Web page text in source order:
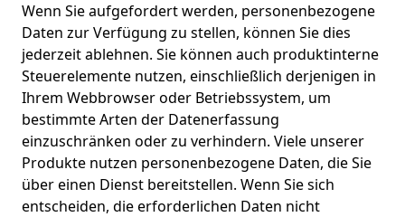
Wenn Sie aufgefordert werden, personenbezogene
Daten zur Verfügung zu stellen, können Sie dies
jederzeit ablehnen. Sie können auch produktinterne
Steuerelemente nutzen, einschließlich derjenigen in
Ihrem Webbrowser oder Betriebssystem, um
bestimmte Arten der Datenerfassung
einzuschränken oder zu verhindern. Viele unserer
Produkte nutzen personenbezogene Daten, die Sie
über einen Dienst bereitstellen. Wenn Sie sich
entscheiden, die erforderlichen Daten nicht